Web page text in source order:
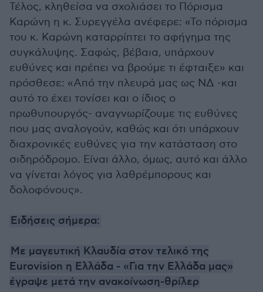
Τέλος, κληθείσα να σχολιάσει το Πόρισμα
Καρώνη η κ. Συρεγγέλα ανέφερε: «Το πόρισμα
του κ. Καρώνη καταρρίπτει το αφήγημα της
συγκάλυψης. Σαφώς, βέβαια, υπάρχουν
ευθύνες και πρέπει να βρούμε τι έφταιξε» και
πρόσθεσε: «Από την πλευρά μας ως ΝΔ -και
αυτό το έχει τονίσει και ο ίδιος ο
πρωθυπουργός- αναγνωρίζουμε τις ευθύνες
που μας αναλογούν, καθώς και ότι υπάρχουν
διαχρονικές ευθύνες για την κατάσταση στο
σιδηρόδρομο. Είναι άλλο, όμως, αυτό και άλλο
να γίνεται λόγος για λαθρέμπορους και
δολοφόνους».
Ειδήσεις σήμερα:
Με μαγευτική Κλαυδία στον τελικό της
Eurovision η Ελλάδα - «Για την Ελλάδα μας»
έγραψε μετά την ανακοίνωση-θρίλερ